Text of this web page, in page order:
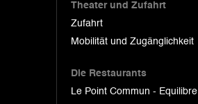
Theater und Zufahrt
Zufahrt
Mobilität und Zugänglichkeit
Die Restaurants
Le Point Commun - Equilibre